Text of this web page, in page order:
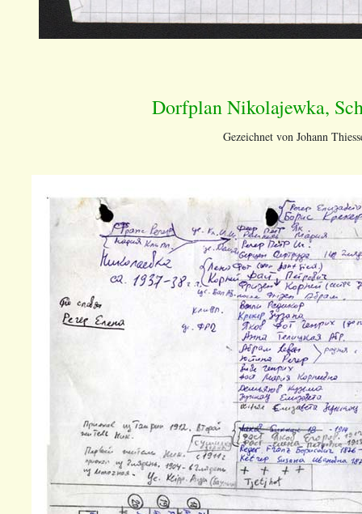
Dorfplan Nikolajewka,
Gezeichnet von Johann